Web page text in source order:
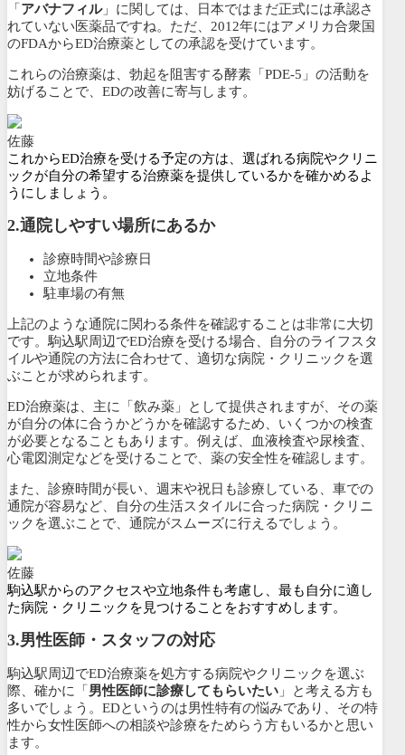
「アバナフィル」に関しては、日本ではまだ正式には承認さ
れていない医薬品ですね。ただ、2012年にはアメリカ合衆国
のFDAからED治療薬としての承認を受けています。
これらの治療薬は、勃起を阻害する酵素「PDE-5」の活動を
妨げることで、EDの改善に寄与します。
佐藤
これからED治療を受ける予定の方は、選ばれる病院やクリニ
ックが自分の希望する治療薬を提供しているかを確かめるよ
うにしましょう。
2.通院しやすい場所にあるか
診療時間や診療日
立地条件
駐車場の有無
上記のような通院に関わる条件を確認することは非常に大切
です。駒込駅周辺でED治療を受ける場合、自分のライフスタ
イルや通院の方法に合わせて、適切な病院・クリニックを選
ぶことが求められます。
ED治療薬は、主に「飲み薬」として提供されますが、その薬
が自分の体に合うかどうかを確認するため、いくつかの検査
が必要となることもあります。例えば、血液検査や尿検査、
心電図測定などを受けることで、薬の安全性を確認します。
また、診療時間が長い、週末や祝日も診療している、車での
通院が容易など、自分の生活スタイルに合った病院・クリニ
ックを選ぶことで、通院がスムーズに行えるでしょう。
佐藤
駒込駅からのアクセスや立地条件も考慮し、最も自分に適し
た病院・クリニックを見つけることをおすすめします。
3.男性医師・スタッフの対応
駒込駅周辺でED治療薬を処方する病院やクリニックを選ぶ
際、確かに「 男性医師に診療してもらいたい 」と考える方も
多いでしょう。EDというのは男性特有の悩みであり、その特
性から女性医師への相談や診療をためらう方もいるかと思い
ます。